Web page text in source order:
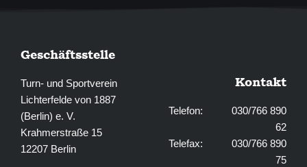
Geschäftsstelle
Turn- und Sportverein
Lichterfelde von 1887
(Berlin) e. V.
Krahmerstraße 15
12207 Berlin
Kontakt
Telefon: 030/766 890
62
Telefax: 030/766 890
75